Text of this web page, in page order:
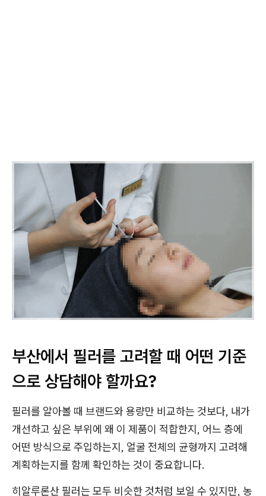
부산에서 필러를 고려할 때 어떤 기준
으로 상담해야 할까요?
필러를 알아볼 때 브랜드와 용량만 비교하는 것보다, 내가
개선하고 싶은 부위에 왜 이 제품이 적합한지, 어느 층에
어떤 방식으로 주입하는지, 얼굴 전체의 균형까지 고려해
계획하는지를 함께 확인하는 것이 중요합니다.
히알루론산 필러는 모두 비슷한 것처럼 보일 수 있지만, 농